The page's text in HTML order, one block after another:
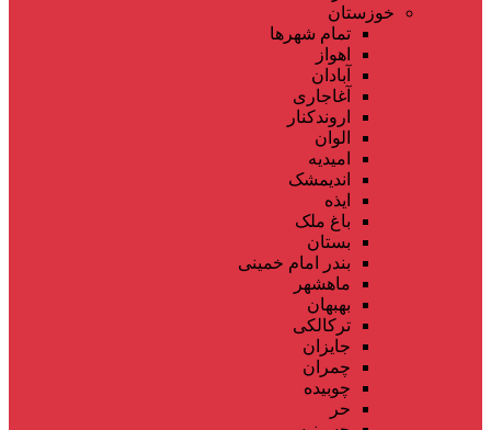
خوزستان
تمام شهر‌ها
اهواز
آبادان
آغاجاری
اروندکنار
الوان
امیدیه
اندیمشک
ایذه
باغ ملک
بستان
بندر امام خمینی
ماهشهر
بهبهان
ترکالکی
جایزان
چمران
چوبیده
حر